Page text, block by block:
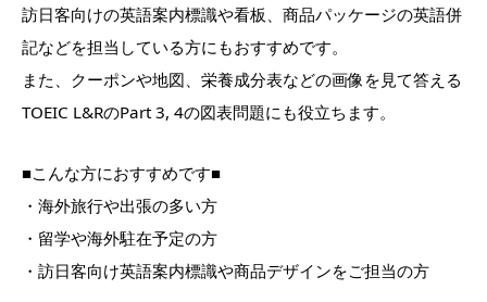
訪日客向けの英語案内標識や看板、商品パッケージの英語併
記などを担当している方にもおすすめです。
また、クーポンや地図、栄養成分表などの画像を見て答える
TOEIC L&RのPart 3, 4の図表問題にも役立ちます。
■こんな方におすすめです■
・海外旅行や出張の多い方
・留学や海外駐在予定の方
・訪日客向け英語案内標識や商品デザインをご担当の方